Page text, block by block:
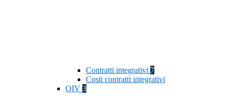
Contratti integrativi 7
Costi contratti integrativi
OIV 3